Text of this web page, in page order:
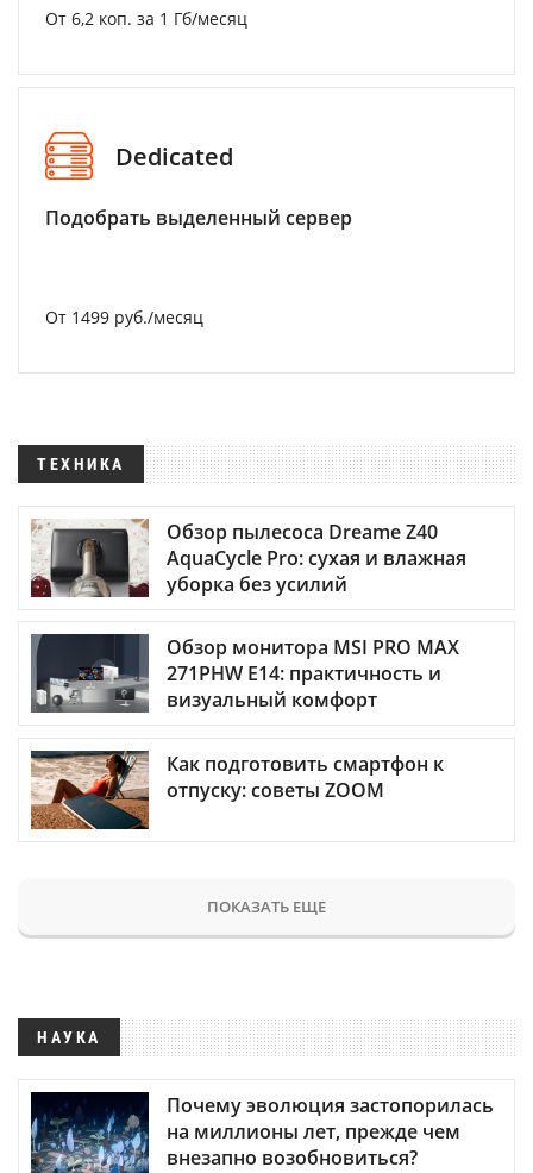
От 6,2 коп. за 1 Гб/месяц
Dedicated
Подобрать выделенный сервер
От 1499 руб./месяц
ТЕХНИКА
Обзор пылесоса Dreame Z40
AquaCycle Pro: сухая и влажная
уборка без усилий
Обзор монитора MSI PRO MAX
271PHW E14: практичность и
визуальный комфорт
Как подготовить смартфон к
отпуску: советы ZOOM
ПОКАЗАТЬ ЕЩЕ
НАУКА
Почему эволюция застопорилась
на миллионы лет, прежде чем
внезапно возобновиться?